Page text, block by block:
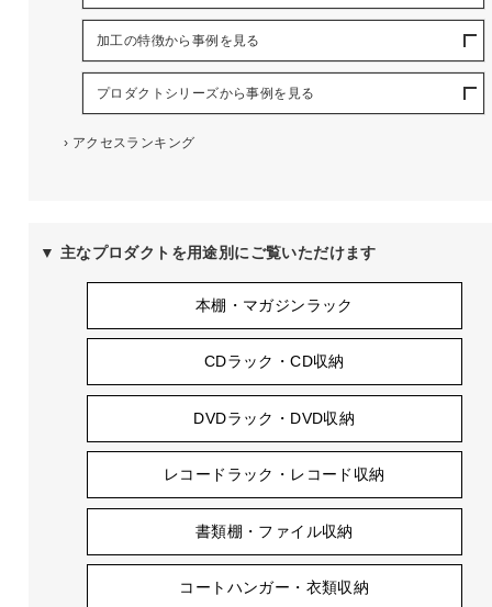
加工の特徴から事例を見る
プロダクトシリーズから事例を見る
› アクセスランキング
▼ 主なプロダクトを用途別にご覧いただけます
本棚・マガジンラック
CDラック・CD収納
DVDラック・DVD収納
レコードラック・レコード収納
書類棚・ファイル収納
コートハンガー・衣類収納